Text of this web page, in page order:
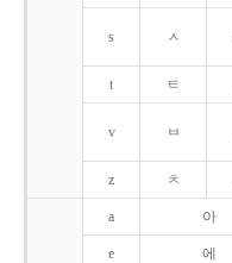
s ㅅ
t ㅌ
v ㅂ
z ㅊ
a 아
e 에